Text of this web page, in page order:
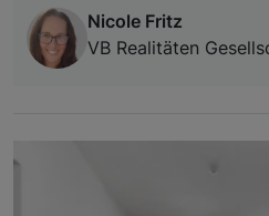
Nicole Fritz
VB Realitäten